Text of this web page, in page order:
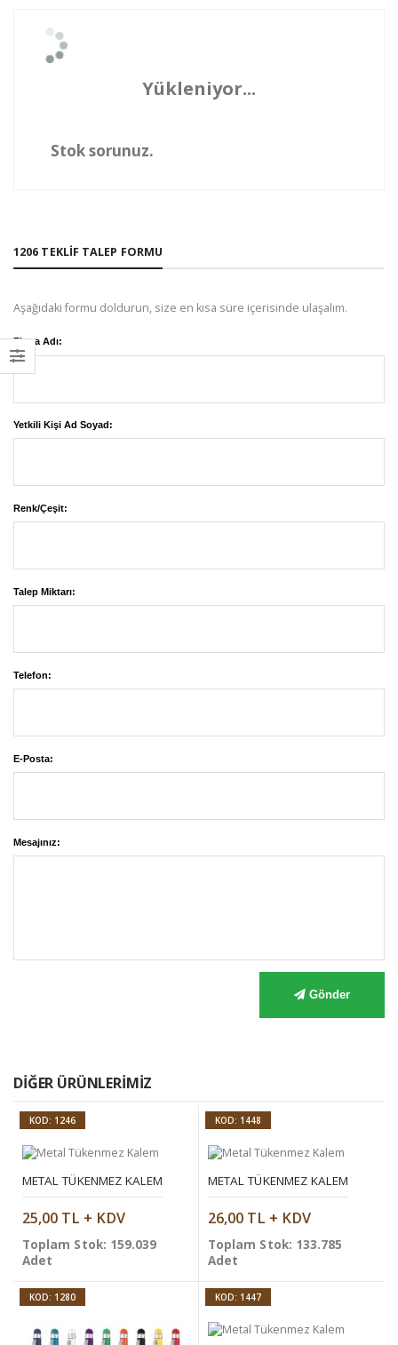
Yükleniyor...
Stok sorunuz.
1206 TEKLIF TALEP FORMU
Aşağıdaki formu doldurun, size en kısa süre içerisinde ulaşalım.
Firma Adı:
Yetkili Kişi Ad Soyad:
Renk/Çeşit:
Talep Miktarı:
Telefon:
E-Posta:
Mesajınız:
Gönder
DIĞER ÜRÜNLERIMIZ
KOD: 1246
METAL TÜKENMEZ KALEM
25,00 TL + KDV
Toplam Stok: 159.039
Adet
KOD: 1448
METAL TÜKENMEZ KALEM
26,00 TL + KDV
Toplam Stok: 133.785
Adet
KOD: 1280 KOD: 1447